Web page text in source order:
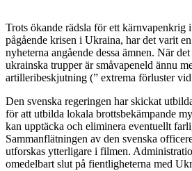
Trots ökande rädsla för ett kärnvapenkrig
pågående krisen i Ukraina, har det varit
nyheterna angående dessa ämnen. När
ukrainska trupper är småvapeneld ännu
artilleribeskjutning (” extrema förluster
Den svenska regeringen har skickat
för att utbilda lokala brottsbekämpande
kan upptäcka och eliminera eventuellt
Sammanflätningen av den svenska
utforskas ytterligare i filmen.
omedelbart slut på fientligheterna med